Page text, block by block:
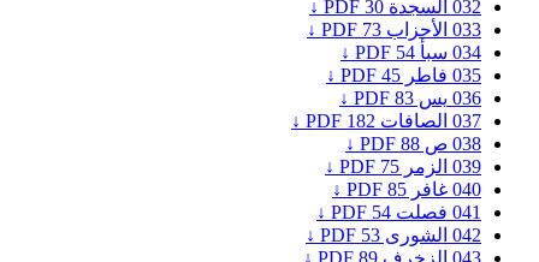
032 السجدة 30
PDF ↓
033 الأحزاب 73
PDF ↓
034 سبأ 54
PDF ↓
035 فاطر 45
PDF ↓
036 يس 83
PDF ↓
037 الصافات 182
PDF ↓
038 ص 88
PDF ↓
039 الزمر 75
PDF ↓
040 غافر 85
PDF ↓
041 فصلت 54
PDF ↓
042 الشورى 53
PDF ↓
043 الزخرف 89
PDF ↓